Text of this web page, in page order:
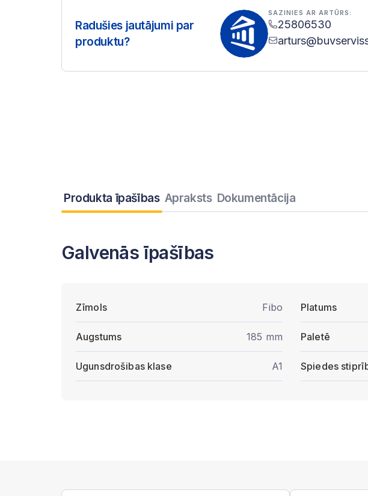
Radušies jautājumi par
produktu?
SAZINIES AR ARTŪRS:
25806530
Produkta īpašības Apraksts Dokumentācija
Galvenās īpašības
Zīmols Fibo Platums
Augstums 185 mm Paletē
Ugunsdrošibas klase A1 Spiedes